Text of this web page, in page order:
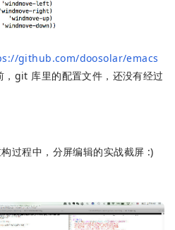
github.com/doosolar/emacs
git 库里的配置文件，还没有经过
过程中，分屏编辑的实战截屏 :)